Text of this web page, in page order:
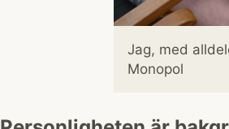
Jag, med
Monopol